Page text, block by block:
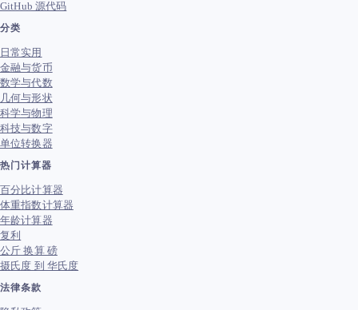
GitHub 源代码
分类
日常实用
金融与货币
数学与代数
几何与形状
科学与物理
科技与数字
单位转换器
热门计算器
百分比计算器
体重指数计算器
年龄计算器
复利
公斤 换算 磅
摄氏度 到 华氏度
法律条款